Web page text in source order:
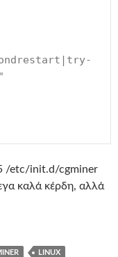
/etc/init.d/cgminer
καλά κέρδη, αλλά
LINUX